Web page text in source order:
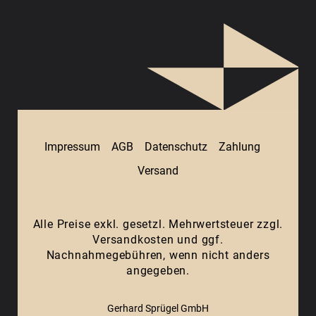
Impressum AGB Datenschutz
Zahlung
Versand
Alle Preise exkl. gesetzl. Mehrwertsteuer zzgl.
Versandkosten und ggf.
Nachnahmegebühren, wenn nicht anders
angegeben.
Gerhard Sprügel GmbH